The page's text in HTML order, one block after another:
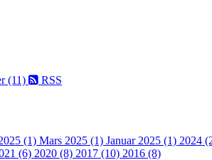
(11) RSS
(1) Mars 2025 (1) Januar 2025 (1) 2024
(6) 2020 (8) 2017 (10) 2016 (8)